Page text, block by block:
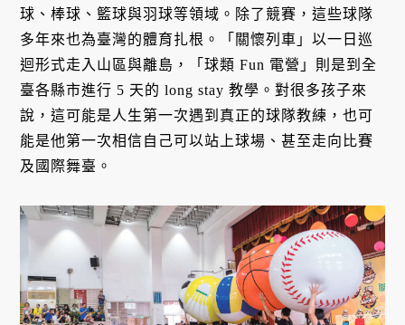
球、棒球、籃球與羽球等領域。除了競賽，這些球隊
多年來也為臺灣的體育扎根。「關懷列車」以一日巡
迴形式走入山區與離島，「球類 Fun 電營」則是到全
臺各縣市進行 5 天的 long stay 教學。對很多孩子來
說，這可能是人生第一次遇到真正的球隊教練，也可
能是他第一次相信自己可以站上球場、甚至走向比賽
及國際舞臺。